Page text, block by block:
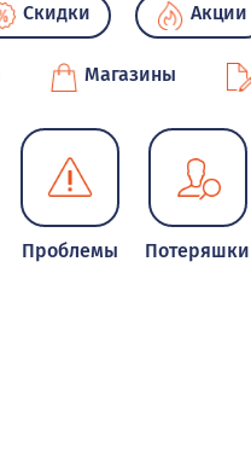
Скидки Акции
Магазины
Проблемы Потеряшки